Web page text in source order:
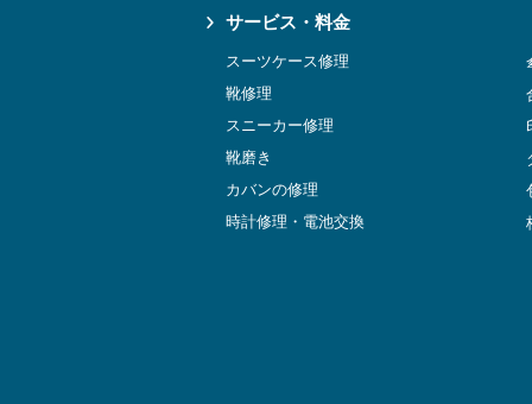
サービス・料金
スーツケース修理
靴修理
スニーカー修理
靴磨き
カバンの修理
時計修理・電池交換